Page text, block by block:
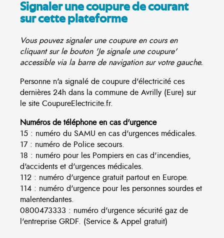
Signaler une coupure de courant
sur cette plateforme
Vous pouvez signaler une coupure en cours en
cliquant sur le bouton 'Je signale une coupure'
accessible via la barre de navigation sur votre gauche.
Personne n'a signalé de coupure d'électricité ces
dernières 24h dans la commune de Avrilly (Eure) sur
le site CoupureElectricite.fr.
Numéros de téléphone en cas d'urgence
15 : numéro du SAMU en cas d'urgences médicales.
17 : numéro de Police secours.
18 : numéro pour les Pompiers en cas d'incendies,
d'accidents et d'urgences médicales.
112 : numéro d'urgence gratuit partout en Europe.
114 : numéro d'urgence pour les personnes sourdes et
malentendantes.
0800473333 : numéro d'urgence sécurité gaz de
l'entreprise GRDF. (Service & Appel gratuit)